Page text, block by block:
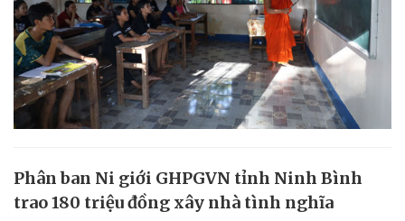
Phân ban Ni giới GHPGVN tỉnh Ninh Bình
trao 180 triệu đồng xây nhà tình nghĩa